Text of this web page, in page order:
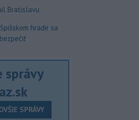
Bratislavu
hrade sa
správy
SPRÁVY